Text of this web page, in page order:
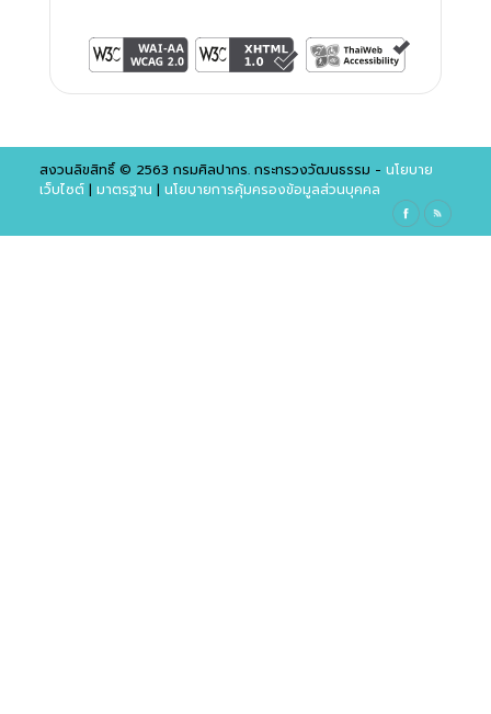
สงวนลิขสิทธิ์ © 2563 กรมศิลปากร. กระทรวงวัฒนธรรม - นโยบาย
เว็บไซต์| มาตรฐาน | นโยบายการคุ้มครองข้อมูลส่วนบุคคล